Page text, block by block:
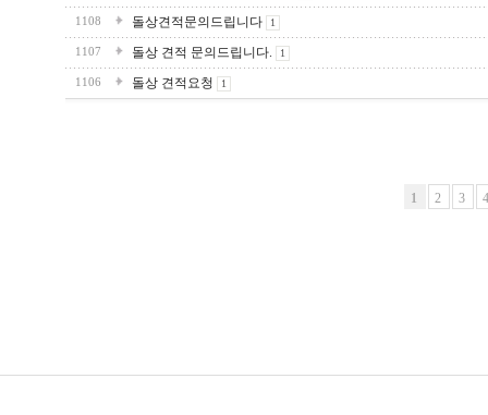
1108 돌상견적문의드립니다 1
1107 돌상 견적 문의드립니다. 1
1106 돌상 견적요청 1
1 2 3